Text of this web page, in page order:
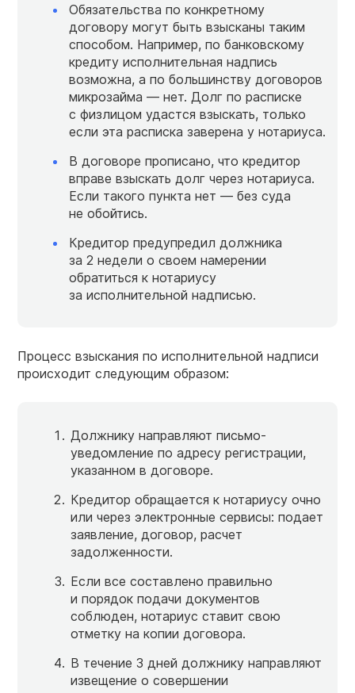
Обязательства по конкретному
договору могут быть взысканы таким
способом. Например, по банковскому
кредиту исполнительная надпись
возможна, а по большинству договоров
микрозайма — нет. Долг по расписке
с физлицом удастся взыскать, только
если эта расписка заверена у нотариуса.
В договоре прописано, что кредитор
вправе взыскать долг через нотариуса.
Если такого пункта нет — без суда
не обойтись.
Кредитор предупредил должника
за 2 недели о своем намерении
обратиться к нотариусу
за исполнительной надписью.
Процесс взыскания по исполнительной надписи
происходит следующим образом:
Должнику направляют письмо-
уведомление по адресу регистрации,
указанном в договоре.
Кредитор обращается к нотариусу очно
или через электронные сервисы: подает
заявление, договор, расчет
задолженности.
Если все составлено правильно
и порядок подачи документов
соблюден, нотариус ставит свою
отметку на копии договора.
В течение 3 дней должнику направляют
извещение о совершении